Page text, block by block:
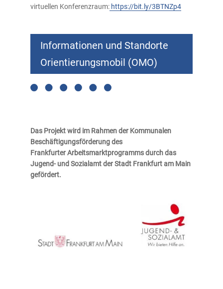
virtuellen Konferenzraum:https://bit.ly/3BTNZp4
Informationen und Standorte
Orientierungsmobil (OMO)
Das Projekt wird im Rahmen der Kommunalen
Beschäftigungsförderung des
Frankfurter Arbeitsmarktprogramms durch das
Jugend- und Sozialamt der Stadt Frankfurt am Main
gefördert.